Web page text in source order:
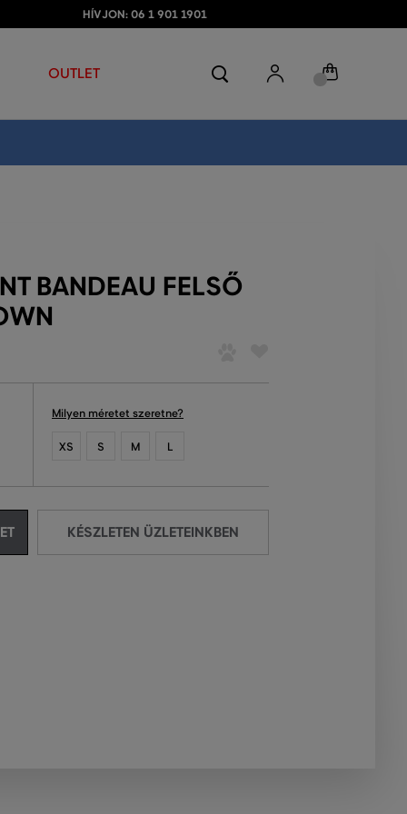
HÍVJON: 06 1 901 1901
OUTLET
BANDEAU FELSŐ
Milyen méretet szeretne?
XS S M L
KÉSZLETEN ÜZLETEINKBEN